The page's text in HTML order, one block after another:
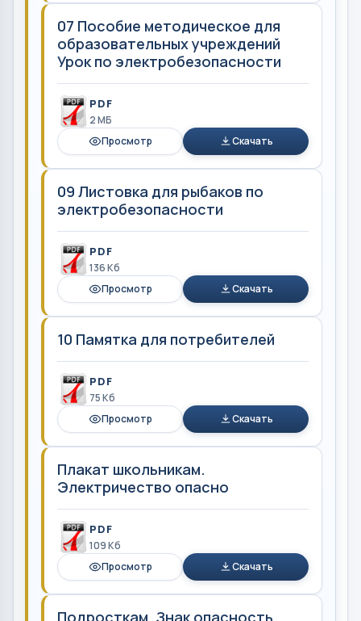
07 Пособие методическое для
образовательных учреждений
Урок по электробезопасности
PDF
2 MБ
Просмотр
Скачать
09 Листовка для рыбаков по
электробезопасности
PDF
136 Кб
Просмотр
Скачать
10 Памятка для потребителей
PDF
75 Кб
Просмотр
Скачать
Плакат школьникам.
Электричество опасно
PDF
109 Кб
Просмотр
Скачать
Подросткам. Знак опасность